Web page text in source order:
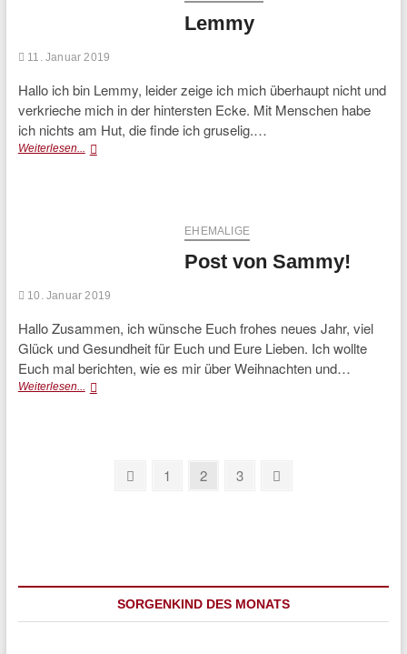
Lemmy
11. Januar 2019
Hallo ich bin Lemmy, leider zeige ich mich überhaupt nicht und
verkrieche mich in der hintersten Ecke. Mit Menschen habe
ich nichts am Hut, die finde ich gruselig.…
Weiterlesen... Lemmy
EHEMALIGE
Post von Sammy!
10. Januar 2019
Hallo Zusammen, ich wünsche Euch frohes neues Jahr, viel
Glück und Gesundheit für Euch und Eure Lieben. Ich wollte
Euch mal berichten, wie es mir über Weihnachten und…
Weiterlesen... Post
Seitennummerierung
Previous
Page
1 Page
2 Page
3
Next
SORGENKIND DES MONATS